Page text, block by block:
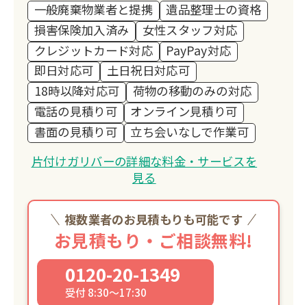
一般廃棄物業者と提携
遺品整理士の資格
損害保険加入済み
女性スタッフ対応
クレジットカード対応
PayPay対応
即日対応可
土日祝日対応可
18時以降対応可
荷物の移動のみの対応
電話の見積り可
オンライン見積り可
書面の見積り可
立ち会いなしで作業可
片付けガリバーの詳細な料金・サービスを
見る
複数業者のお見積もりも可能です
お見積もり・ご相談無料!
0120-20-1349
受付 8:30～17:30